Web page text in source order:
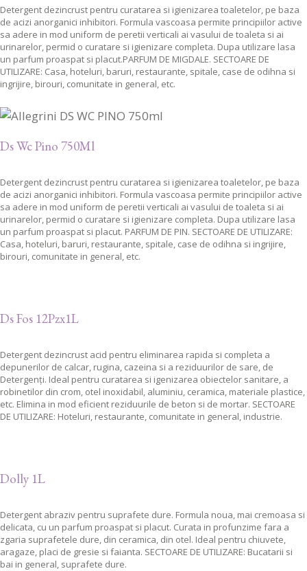
Detergent dezincrust pentru curatarea si igienizarea toaletelor, pe baza
de acizi anorganici inhibitori. Formula vascoasa permite principiilor active
sa adere in mod uniform de peretii verticali ai vasului de toaleta si ai
urinarelor, permid o curatare si igienizare completa. Dupa utilizare lasa
un parfum proaspat si placut.PARFUM DE MIGDALE. SECTOARE DE
UTILIZARE: Casa, hoteluri, baruri, restaurante, spitale, case de odihna si
ingrijire, birouri, comunitate in general, etc.
Ds Wc Pino 750Ml
Detergent dezincrust pentru curatarea si igienizarea toaletelor, pe baza
de acizi anorganici inhibitori. Formula vascoasa permite principiilor active
sa adere in mod uniform de peretii verticali ai vasului de toaleta si ai
urinarelor, permid o curatare si igienizare completa. Dupa utilizare lasa
un parfum proaspat si placut. PARFUM DE PIN. SECTOARE DE UTILIZARE:
Casa, hoteluri, baruri, restaurante, spitale, case de odihna si ingrijire,
birouri, comunitate in general, etc.
Ds Fos 12Pzx1L
Detergent dezincrust acid pentru eliminarea rapida si completa a
depunerilor de calcar, rugina, cazeina si a reziduurilor de sare, de
Detergenți. Ideal pentru curatarea si igenizarea obiectelor sanitare, a
robinetilor din crom, otel inoxidabil, aluminiu, ceramica, materiale plastice,
etc. Elimina in mod eficient reziduurile de beton si de mortar. SECTOARE
DE UTILIZARE: Hoteluri, restaurante, comunitate in general, industrie.
Dolly 1L
Detergent abraziv pentru suprafete dure. Formula noua, mai cremoasa si
delicata, cu un parfum proaspat si placut. Curata in profunzime fara a
zgaria suprafetele dure, din ceramica, din otel. Ideal pentru chiuvete,
aragaze, placi de gresie si faianta. SECTOARE DE UTILIZARE: Bucatarii si
bai in general, suprafete dure.